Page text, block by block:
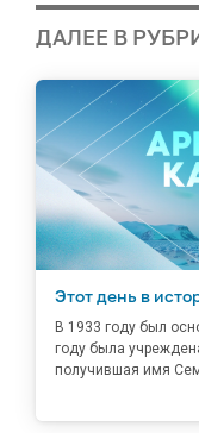
ДАЛЕЕ В
Этот день в
В 1933 году был
году была
получившая имя